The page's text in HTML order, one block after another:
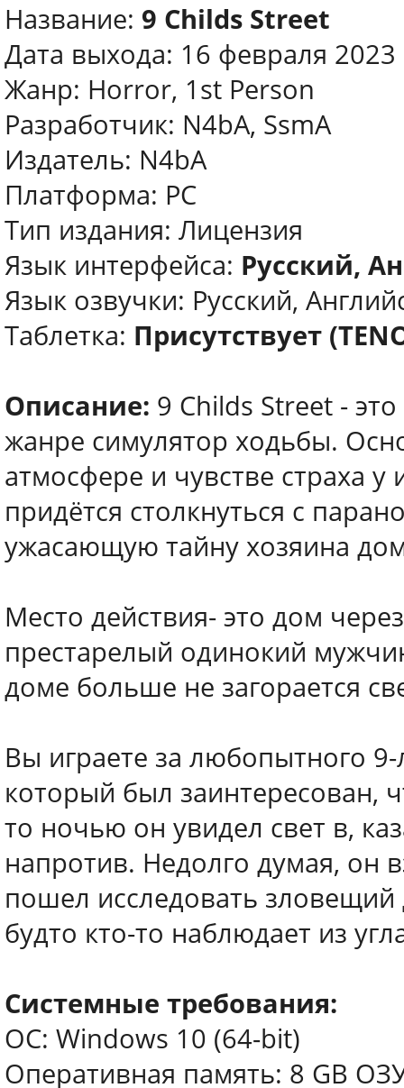
Название: 9 Childs Street
Дата выхода: 16 февраля 2023
Жанр: Horror, 1st Person
Разработчик: N4bA, SsmA
Издатель: N4bA
Платформа: PC
Тип издания: Лицензия
Язык интерфейса: Русский,
Язык озвучки: Русский,
Таблетка: Присутствует
Описание: 9 Childs Street -
жанре симулятор ходьбы.
атмосфере и чувстве страха
придётся столкнуться с
ужасающую тайну хозяина
Место действия- это дом
престарелый одинокий
доме больше не загорается
Вы играете за любопытного
который был заинтересован,
то ночью он увидел свет в,
напротив. Недолго думая, он
пошел исследовать
будто кто-то наблюдает из
Системные требования:
ОС: Windows 10 (64-bit)
Оперативная память: 8 GB